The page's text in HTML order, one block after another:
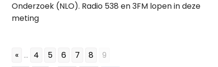
Onderzoek (NLO). Radio 538 en 3FM lopen in deze
meting
« ... 4 5 6 7 8 9